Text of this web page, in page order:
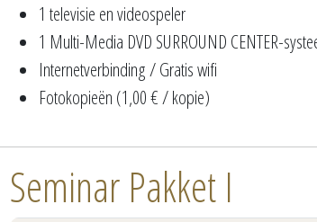
1 televisie en videospeler
1 Multi-Media DVD SURROUND CENTER-
Internetverbinding / Gratis wifi
Fotokopieën (1,00 € / kopie)
Seminar Pakket I